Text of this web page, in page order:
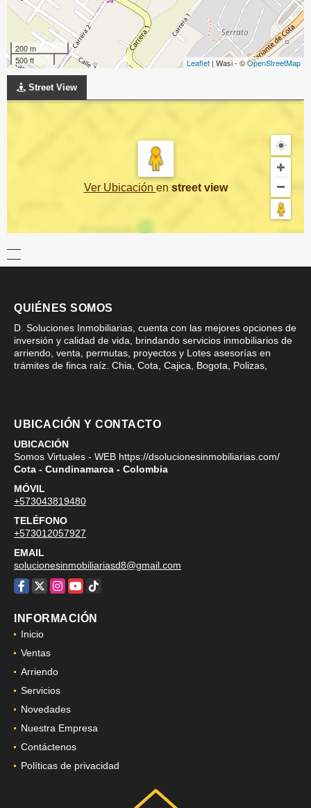
200 m
500 ft
Leaflet | Wasi - ©OpenStreetMap
Street View
Ver Ubicación en street view
QUIÉNES SOMOS
D. Soluciones Inmobiliarias, cuenta con las mejores opciones de
inversión y calidad de vida, brindando servicios inmobiliarios de
arriendo, venta, permutas, proyectos y Lotes asesorías en
trámites de finca raíz. Chia, Cota, Cajica, Bogota, Polizas,
UBICACIÓN Y CONTACTO
UBICACIÓN
Somos Virtuales - WEB https://dsolucionesinmobiliarias.com/
Cota - Cundinamarca - Colombia
MÓVIL
+573043819480
TELÉFONO
+573012057927
EMAIL
solucionesinmobiliariasd8@gmail.com
Facebook
X Instagram
YouTube
TikTok
INFORMACIÓN
Inicio
Ventas
Arriendo
Servicios
Novedades
Nuestra Empresa
Contáctenos
Políticas de privacidad